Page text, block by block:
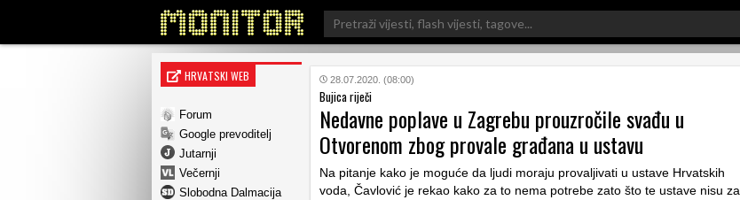
Search
for:
HRVATSKI WEB
Forum
Google prevoditelj
Jutarnji
Večernji
Slobodna Dalmacija
28.07.2020. (08:00)
Bujica riječi
Nedavne poplave u Zagrebu prouzročile svađu u
Otvorenom zbog provale građana u ustavu
Na pitanje kako je moguće da ljudi moraju provaljivati u ustave Hrvatskih
voda, Čavlović je rekao kako za to nema potrebe zato što te ustave nisu za